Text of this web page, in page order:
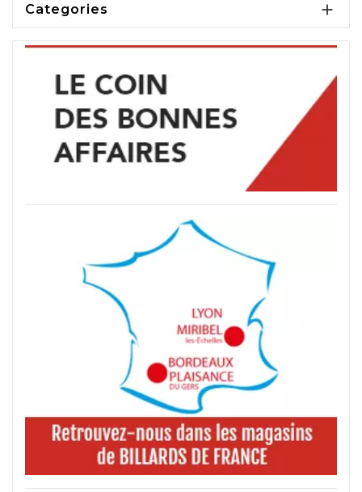
Découvrez aussi : les cartes cadeaux
personnalisées à offrir !
Categories 